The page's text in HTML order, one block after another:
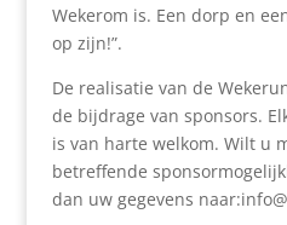
Wekerom is. Een dorp en
op zijn!”.
De realisatie van de
de bijdrage van sponsors.
is van harte welkom. Wilt u
betreffende
dan uw gegevens